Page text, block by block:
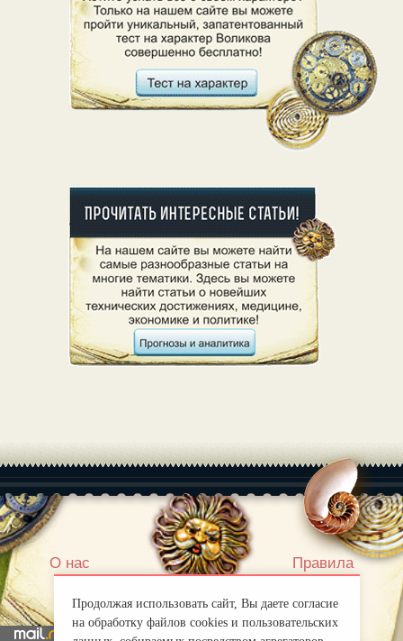
О нас |
Правила
Продолжая использовать сайт, Вы даете согласие
на обработку файлов cookies и пользовательских